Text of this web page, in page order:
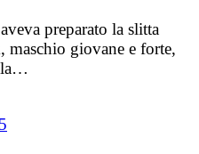
preparato la slitta
maschio giovane e forte,
la…